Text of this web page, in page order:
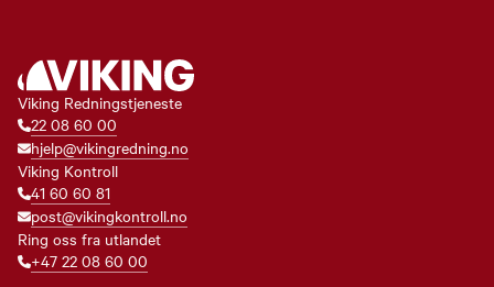
Viking Redningstjeneste
22 08 60 00
hjelp@vikingredning.no
Viking Kontroll
41 60 60 81
post@vikingkontroll.no
Ring oss fra utlandet
+47 22 08 60 00